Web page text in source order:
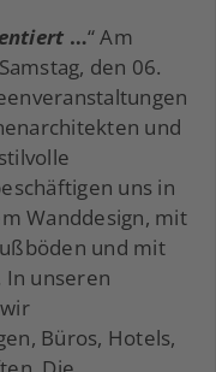
…“ Am
den 06.
und
uns in
Wanddesign, mit
und mit
In unseren
Büros, Hotels,